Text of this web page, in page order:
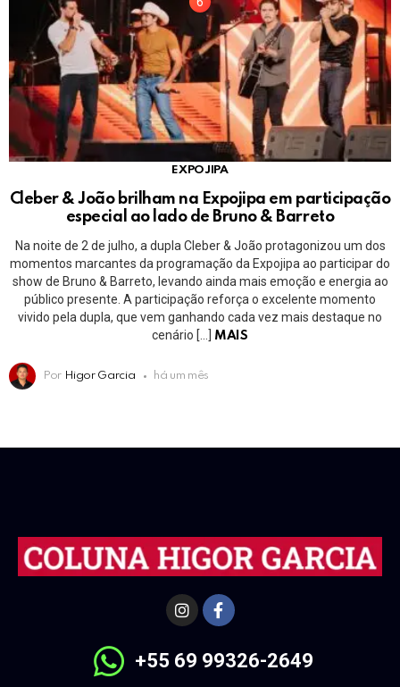
EXPOJIPA
Cleber & João brilham na Expojipa em participação
especial ao lado de Bruno & Barreto
Na noite de 2 de julho, a dupla Cleber & João protagonizou um dos
momentos marcantes da programação da Expojipa ao participar do
show de Bruno & Barreto, levando ainda mais emoção e energia ao
público presente. A participação reforça o excelente momento
vivido pela dupla, que vem ganhando cada vez mais destaque no
cenário […]
MAIS
Por Higor Garcia há um mês
+55 69 99326-2649